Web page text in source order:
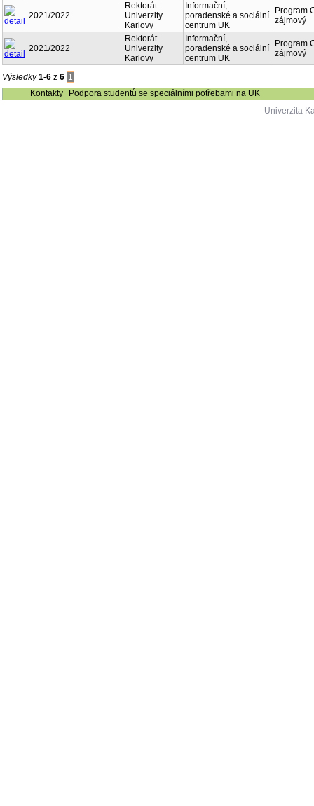
2021/2022
Rektorát
Univerzity
Karlovy
Informační,
poradenské a sociální
centrum UK
Program
zájmový
2021/2022
Rektorát
Univerzity
Karlovy
Informační,
poradenské a sociální
centrum UK
Program
zájmový
Výsledky1-6 z 6 1
Kontakty
Podpora studentů se speciálními potřebami na UK
Univerzita